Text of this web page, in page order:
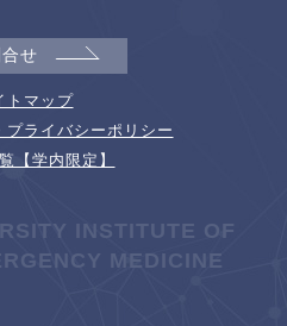
せ
トマップ
プライバシーポリシー
【学内限定】
INSTITUTE OF
MEDICINE